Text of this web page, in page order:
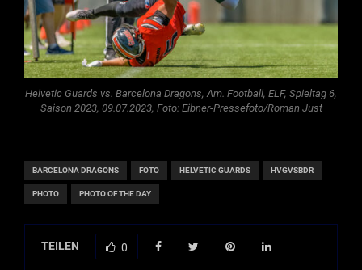
Helvetic Guards vs. Barcelona Dragons, Am. Football, ELF, Spieltag 6,
Saison 2023, 09.07.2023, Foto: Eibner-Pressefoto/Roman Just
BARCELONA DRAGONS FOTO HELVETIC GUARDS HVGVSBDR
PHOTO PHOTO OF THE DAY
TEILEN 0